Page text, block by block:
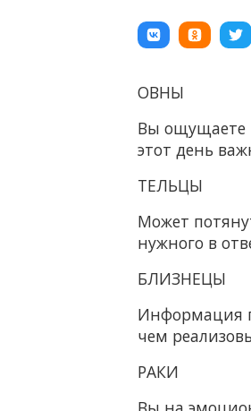
ОВНЫ
Вы ощущаете
этот день
ТЕЛЬЦЫ
Может
нужного в
БЛИЗНЕЦЫ
Информация
чем
РАКИ